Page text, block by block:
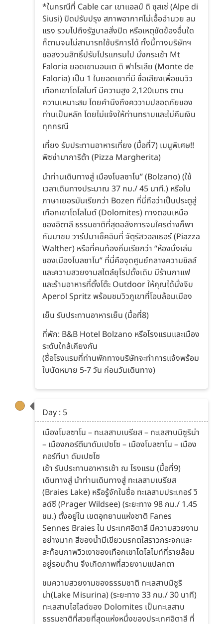
*ในกรณีที่ Cable car เขาแอลป์ ดิ ซุสเซ่ (Alpe di
Siusi) ปิดปรับปรุง สภาพอากาศไม่เอื้ออำนวย ลม
แรง รวมไปถึงรัฐบาลสั่งปิด หรือเหตุขัดข้องอื่นใด
ก็ตามจนไม่สามารถใช้บริการได้ ทั้งนี้ทางบริษัทฯ
ขอสงวนสิทธิ์ปรับโปรแกรมไป นั่งกระเช้า Mt
Faloria ยอดเขามอนเต ดิ ฟาโรเลีย (Monte de
Faloria) เป็น 1 ในยอดเขาที่มี ชื่อเสียงเพื่อชมวิว
เทือกเขาโดโลไมท์ มีความสูง 2,120เมตร ตาม
ความเหมาะสม โดยคำนึงถึงคววามปลอดภัยของ
ท่านเป็นหลัก โดยไม่แจ้งให้ท่านทราบและไม่คืนเงิน
ทุกกรณี
เที่ยง รับประทานอาหารเที่ยง (มื้อที่7) เมนูพิเศษ!!
พิซซ่ามาการิต้า (Pizza Margherita)
นำท่านเดินทางสู่ เมืองโบลซาโน” (Bolzano) (ใช้
เวลาเดินทางประมาณ 37 กม./ 45 นาที.) หรือใน
ภาษาเยอรมันเรียกว่า Bozen ที่นี่ถือว่าเป็นประตูสู่
เทือกเขาโดโลไมต์ (Dolomites) ทางตอนเหนือ
ของอิตาลี ธรรมชาติที่สุดอลังการจนใครต่างก็พา
กันมาชม วาร์ปมาเช็คอินที่ จัตุรัสวอลเธอร์ (Piazza
Walther) หรือที่คนท้องถิ่นเรียกว่า “ห้องนั่งเล่น
ของเมืองโบลซาโน” ที่นี่คือจุดศูนย์กลางความชิลล์
และความสวยงามสไตล์ยุโรปดั้งเดิม มีร้านกาแฟ
และร้านอาหารที่ตั้งโต๊ะ Outdoor ให้คุณได้นั่งจิบ
Aperol Spritz พร้อมชมวิวภูเขาที่โอบล้อมเมือง
เย็น รับประทานอาหารเย็น (มื้อที่8)
ที่พัก: B&B Hotel Bolzano หรือโรงแรมและเมือง
ระดับใกล้เคียงกัน
(ชื่อโรงแรมที่ท่านพักทางบริษัทจะทำการแจ้งพร้อม
ใบนัดหมาย 5-7 วัน ก่อนวันเดินทาง)
Day : 5
เมืองโบลซาโน – ทะเลสาบเบรียส – ทะเลสาบมิซูริน่า
– เมืองกอร์ตีนาดัมเปซโซ – เมืองโบลซาโน – เมือง
คอร์ทีนา ดัมเปซโซ
เช้า รับประทานอาหารเช้า ณ โรงแรม (มื้อที่9)
เดินทางสู่ นำท่านเดินทางสู่ ทะเลสาบเบรียส
(Braies Lake) หรือรู้จักในชื่อ ทะเลสาบประเกอร์ วิ
ลด์ซี (Prager Wildsee) (ระยะทาง 98 กม./ 1.45
ชม.) ตั้งอยู่ใน เขตอุทยานแห่งชาติ Fanes
Sennes Braies ใน ประเทศอิตาลี มีความสวยงาม
อย่างมาก สีของน้ำมีเขียวมรกตใสราวกระจกและ
สะท้อนภาพวิวเงาของเทือกเขาโดโลไมท์ที่รายล้อม
อยู่รอบด้าน จึงเกิดภาพที่สวยงามแปลกตา
ชมความสวยงามของธรรมชาติ ทะเลสาบมิซูริ
น่า(Lake Misurina) (ระยะทาง 33 กม./ 30 นาที)
ทะเลสาบไฮไลต์ของ Dolomites เป็นทะเลสาบ
ธรรมชาติที่สวยที่สุดแห่งหนึ่งของประเทศอิตาลี ที่